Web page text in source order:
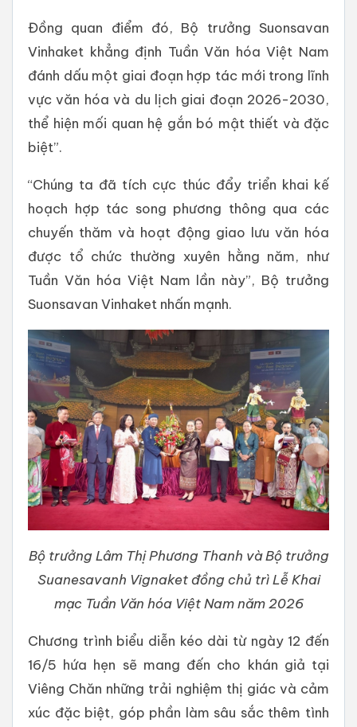
Đồng quan điểm đó, Bộ trưởng Suonsavan
Vinhaket khẳng định Tuần Văn hóa Việt Nam
đánh dấu một giai đoạn hợp tác mới trong lĩnh
vực văn hóa và du lịch giai đoạn 2026-2030,
thể hiện mối quan hệ gắn bó mật thiết và đặc
biệt”.
“Chúng ta đã tích cực thúc đẩy triển khai kế
hoạch hợp tác song phương thông qua các
chuyến thăm và hoạt động giao lưu văn hóa
được tổ chức thường xuyên hằng năm, như
Tuần Văn hóa Việt Nam lần này”, Bộ trưởng
Suonsavan Vinhaket nhấn mạnh.
Bộ trưởng Lâm Thị Phương Thanh và Bộ trưởng
Suanesavanh Vignaket đồng chủ trì Lễ Khai
mạc Tuần Văn hóa Việt Nam năm 2026
Chương trình biểu diễn kéo dài từ ngày 12 đến
16/5 hứa hẹn sẽ mang đến cho khán giả tại
Viêng Chăn những trải nghiệm thị giác và cảm
xúc đặc biệt, góp phần làm sâu sắc thêm tình